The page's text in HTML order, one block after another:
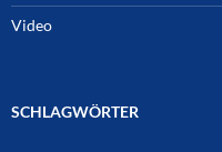
Video
SCHLAGWÖRTER